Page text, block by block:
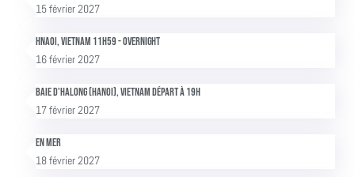
15 février 2027
Hnaoi, Vietnam 11h59 - overnight
16 février 2027
Baie d'Halong (Hanoi), Vietnam départ à 19h
17 février 2027
En mer
18 février 2027